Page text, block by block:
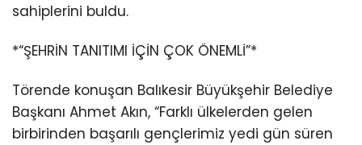
sahiplerini buldu.
*“ŞEHRİN TANITIMI İÇİN ÇOK ÖNEMLİ”*
Törende konuşan Balıkesir Büyükşehir Belediye
Başkanı Ahmet Akın, “Farklı ülkelerden gelen
birbirinden başarılı gençlerimiz yedi gün süren